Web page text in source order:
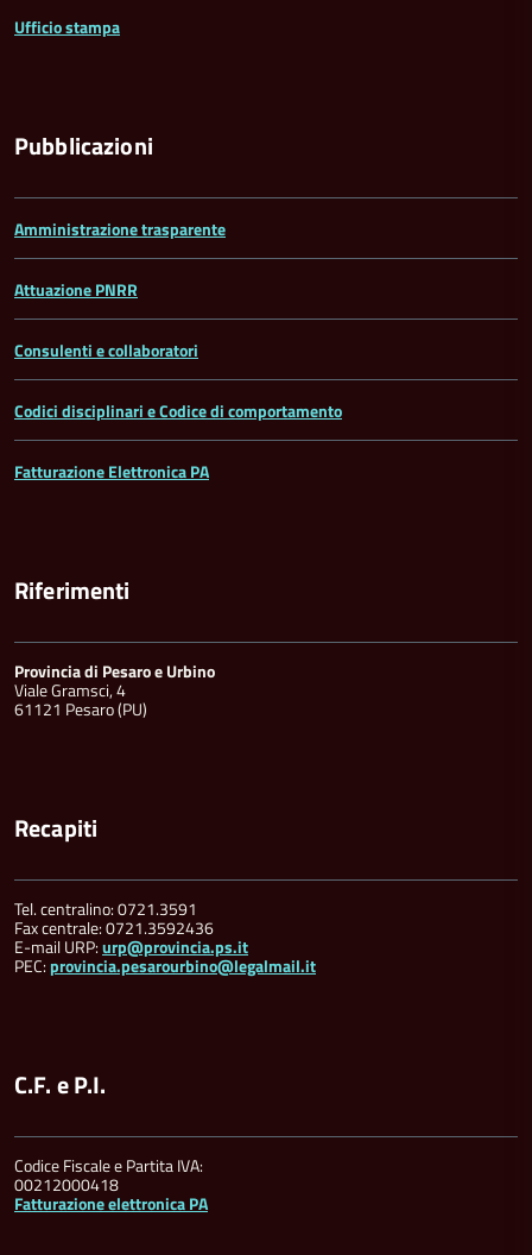
Ufficio stampa
Pubblicazioni
Amministrazione trasparente
Attuazione PNRR
Consulenti e collaboratori
Codici disciplinari e Codice di comportamento
Fatturazione Elettronica PA
Riferimenti
Provincia di Pesaro e Urbino
Viale Gramsci, 4
61121 Pesaro (PU)
Recapiti
Tel. centralino: 0721.3591
Fax centrale: 0721.3592436
E-mail URP:urp@provincia.ps.it
PEC:provincia.pesarourbino@legalmail.it
C.F. e P.I.
Codice Fiscale e Partita IVA:
00212000418
Fatturazione elettronica PA